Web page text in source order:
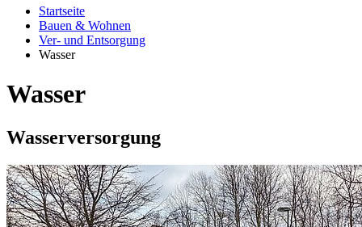
Startseite
Bauen & Wohnen
Ver- und Entsorgung
Wasser
Wasser
Wasserversorgung